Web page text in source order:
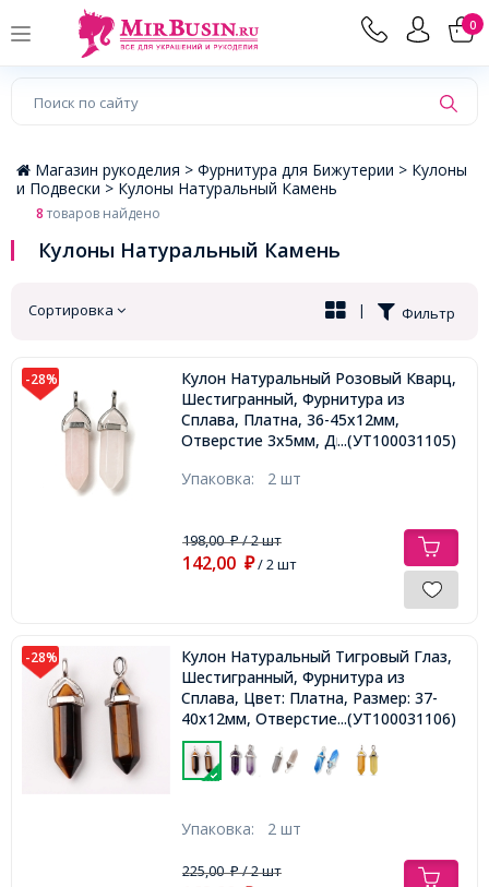
0
×
Магазин рукоделия > Фурнитура для Бижутерии > Кулоны
и Подвески > Кулоны Натуральный Камень
8товаров найдено
Кулоны Натуральный Камень
Сортировка Фильтр
|
-28%
Кулон Натуральный Розовый Кварц,
Шестигранный, Фурнитура из
Сплава, Платна, 36-45х12мм,
Отверстие 3х5мм, Диаметр камня
...(УТ100031105)
Упаковка: 2 шт
198,00₽/ 2 шт
142,00 ₽/ 2 шт
-28%
Кулон Натуральный Тигровый Глаз,
Шестигранный, Фурнитура из
Сплава, Цвет: Платна, Размер: 37-
40х12мм, Отверстие 3х4мм,...(УТ100031106)
Упаковка: 2 шт
225,00₽/ 2 шт